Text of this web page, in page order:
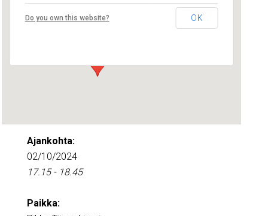
Pikku-Tiinan kirppis
Herttuan tori - Pori
Do you own this website? OK
Ajankohta:
02/10/2024
17.15 - 18.45
Paikka: